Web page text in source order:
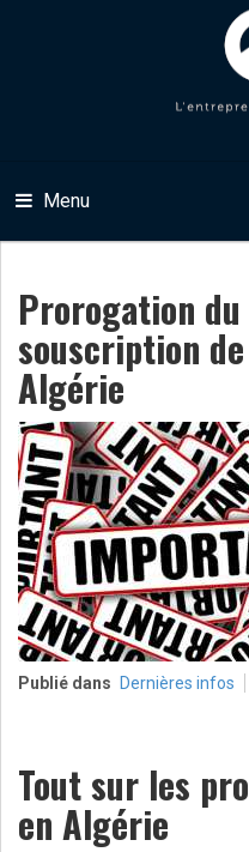
Menu
Prorogation
souscription
Algérie
Publié dans Dernières infos
Tout sur les
en Algérie